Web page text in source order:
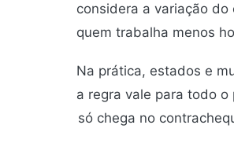
considera a variação
quem trabalha menos
Na prática, estados e
a regra vale para todo o
só chega no